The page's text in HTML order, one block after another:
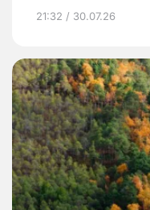
21:32 / 30.07.26